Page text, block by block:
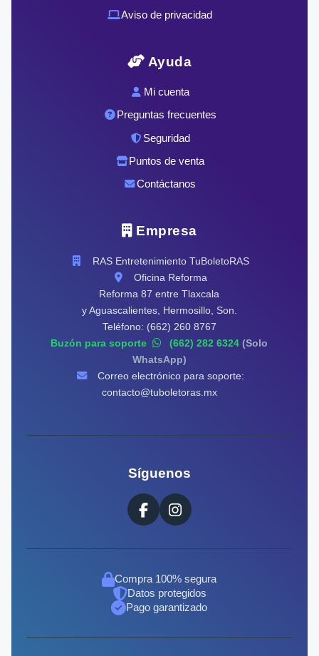
Aviso de privacidad
Ayuda
Mi cuenta
Preguntas frecuentes
Seguridad
Puntos de venta
Contáctanos
Empresa
RAS Entretenimiento TuBoletoRAS
Oficina Reforma
Reforma 87 entre Tlaxcala
y Aguascalientes, Hermosillo, Son.
Teléfono: (662) 260 8767
Buzón para soporte
(662) 282 6324(Solo
WhatsApp)
Correo electrónico para soporte:
contacto@tuboletoras.mx
Síguenos
Compra 100% segura
Datos protegidos
Pago garantizado